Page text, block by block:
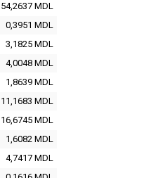
54,2637 MDL
0,3951 MDL
3,1825 MDL
4,0048 MDL
1,8639 MDL
11,1683 MDL
16,6745 MDL
1,6082 MDL
4,7417 MDL